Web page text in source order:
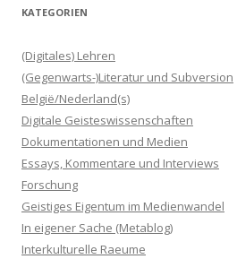
KATEGORIEN
(Digitales) Lehren
(Gegenwarts-)Literatur und Subversion
België/Nederland(s)
Digitale Geisteswissenschaften
Dokumentationen und Medien
Essays, Kommentare und Interviews
Forschung
Geistiges Eigentum im Medienwandel
In eigener Sache (Metablog)
Interkulturelle Raeume